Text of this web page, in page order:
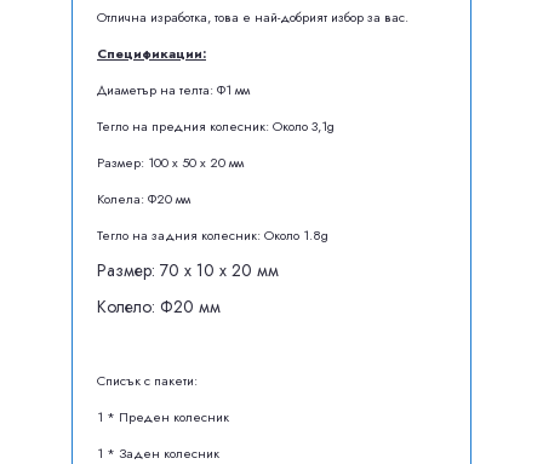
Отлична изработка, това е най-добрият избор за вас.
Спецификации:
Диаметър на телта: Ф1 мм
Тегло на предния колесник: Около 3,1g
Размер: 100 х 50 х 20 мм
Колела: Ф20 мм
Тегло на задния колесник: Около 1.8g
Размер: 70 х 10 х 20 мм
Колело: Ф20 мм
Списък с пакети:
1 * Преден колесник
1 * Заден колесник